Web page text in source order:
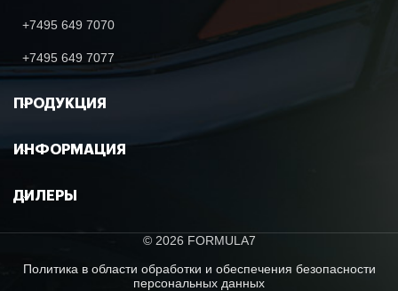
+7495 649 7070
+7495 649 7077
ПРОДУКЦИЯ
ИНФОРМАЦИЯ
ДИЛЕРЫ
© 2026 FORMULA7
Политика в области обработки и обеспечения безопасности
персональных данных